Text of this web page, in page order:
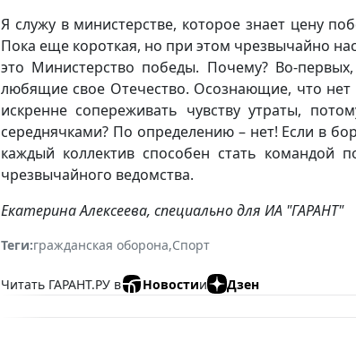
Я служу в министерстве, которое знает цену
Пока еще короткая, но при этом чрезвычайно
это Министерство победы. Почему? Во-
любящие свое Отечество. Осознающие, что
искренне сопереживать чувству утраты,
середнячками? По определению – нет! Если в
каждый коллектив способен стать командой
чрезвычайного ведомства.
Екатерина Алексеева, специально для ИА "ГАРАНТ"
Теги:гражданская оборона,Спорт
Читать ГАРАНТ.РУ в
Новостии Дзен